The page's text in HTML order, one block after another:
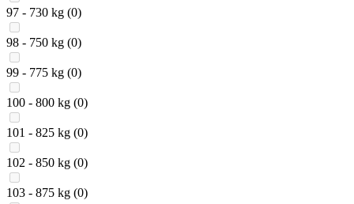
97 - 730 kg (0)
98 - 750 kg (0)
99 - 775 kg (0)
100 - 800 kg (0)
101 - 825 kg (0)
102 - 850 kg (0)
103 - 875 kg (0)